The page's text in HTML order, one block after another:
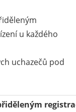
u každého
uchazečů pod